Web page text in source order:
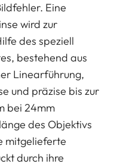
Eine
wird zur
des speziell
bestehend aus
Linearführung,
und präzise bis zur
bei 24mm
des Objektivs
mitgelieferte
durch ihre